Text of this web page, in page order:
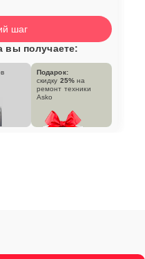
шаг
вы получаете:
Подарок:
скидку 25% на
ремонт техники
Asko